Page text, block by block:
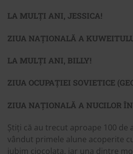
LA MULȚI ANI, JESSICA!
ZIUA NAȚIONALĂ A
LA MULȚI ANI, BILLY!
ZIUA OCUPAȚIEI SOVIETICE
ZIUA NAȚIONALĂ A NUCILOR
Știți că au trecut aproape 100 de
vândut primele alune acoperite
iubim ciocolata, iar una dintre